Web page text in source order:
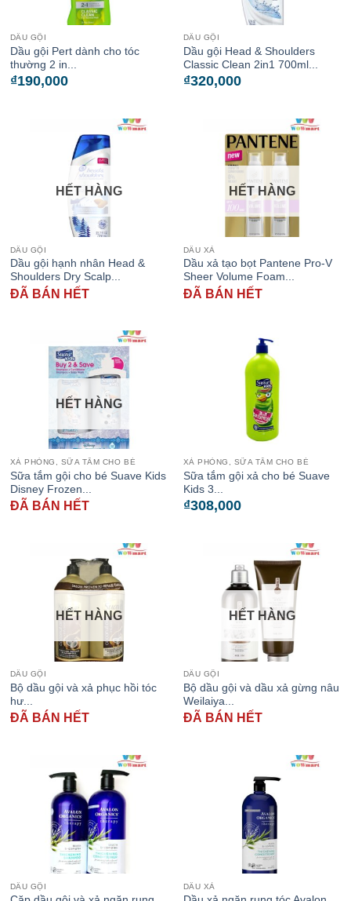
DẦU GỘI
Dầu gội Pert dành cho tóc
thường 2 in...
₫190,000
DẦU GỘI
Dầu gội Head & Shoulders
Classic Clean 2in1 700ml...
₫320,000
HẾT HÀNG
DẦU GỘI
Dầu gội hạnh nhân Head &
Shoulders Dry Scalp...
ĐÃ BÁN HẾT
HẾT HÀNG
DẦU XẢ
Dầu xả tạo bọt Pantene Pro-V
Sheer Volume Foam...
ĐÃ BÁN HẾT
HẾT HÀNG
XÀ PHÒNG, SỮA TẮM CHO BÉ
Sữa tắm gội cho bé Suave Kids
Disney Frozen...
ĐÃ BÁN HẾT
XÀ PHÒNG, SỮA TẮM CHO BÉ
Sữa tắm gội xả cho bé Suave
Kids 3...
₫308,000
HẾT HÀNG
DẦU GỘI
Bộ dầu gội và xả phục hồi tóc
hư...
ĐÃ BÁN HẾT
HẾT HÀNG
DẦU GỘI
Bộ dầu gội và dầu xả gừng nâu
Weilaiya...
ĐÃ BÁN HẾT
DẦU GỘI DẦU XẢ